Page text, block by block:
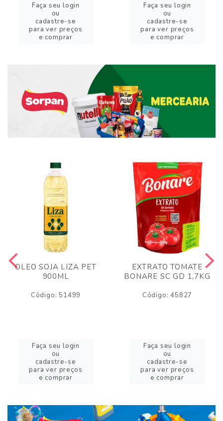
Faça seu login
ou
cadastre-se
para ver preços
e comprar
Faça seu login
ou
cadastre-se
para ver preços
e comprar
OLEO SOJA LIZA PET
900ML
Código: 51499
Faça seu login
ou
cadastre-se
para ver preços
e comprar
EXTRATO TOMATE
BONARE SC GD 1,7KG
Código: 45827
Faça seu login
ou
cadastre-se
para ver preços
e comprar